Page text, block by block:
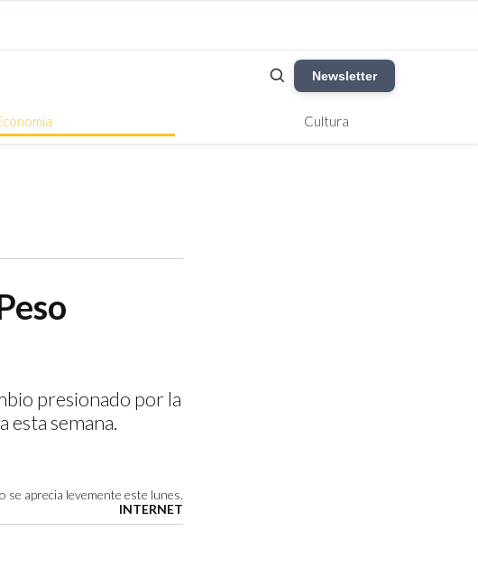
Newsletter
Cultura
presionado por la
esta semana.
se aprecia levemente este lunes.
INTERNET